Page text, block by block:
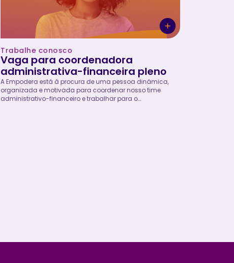
Trabalhe conosco
Vaga para coordenadora
administrativa-financeira pleno
A Empodera está à procura de uma pessoa dinâmica,
organizada e motivada para coordenar nosso time
administrativo-financeiro e trabalhar para o